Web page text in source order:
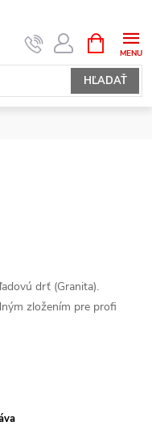
HĽADAŤ
KOŠÍK
drť (Granita).
zložením pre profi